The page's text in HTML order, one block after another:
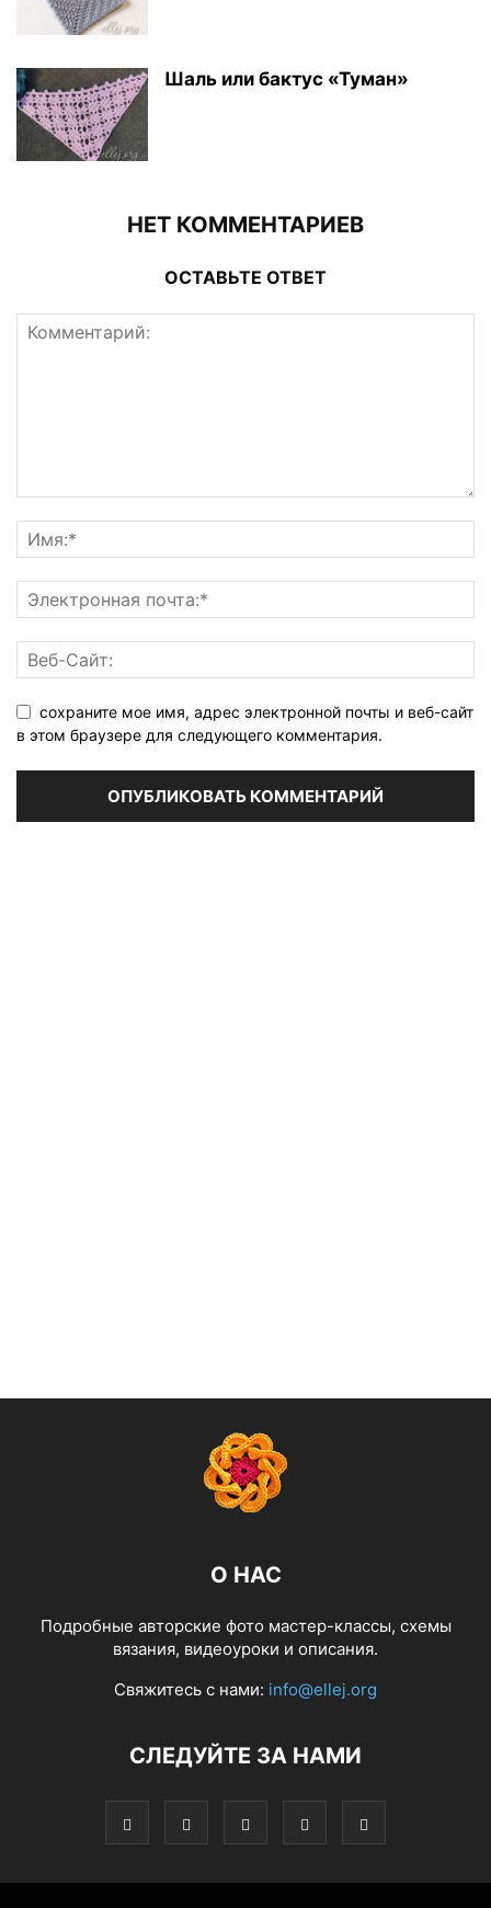
Шаль или бактус «Туман»
НЕТ КОММЕНТАРИЕВ
ОСТАВЬТЕ ОТВЕТ
сохраните мое имя, адрес электронной почты и веб-сайт
в этом браузере для следующего комментария.
О НАС
Подробные авторские фото мастер-классы, схемы
вязания, видеоуроки и описания.
Свяжитесь с нами: info@ellej.org
СЛЕДУЙТЕ ЗА НАМИ